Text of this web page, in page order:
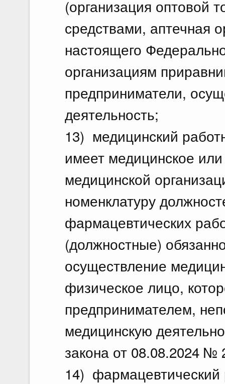
(организация оптовой
средствами, аптечная
настоящего
организациям
предприниматели,
деятельность;
13) медицинский
имеет медицинское
медицинской
номенклатуру
фармацевтических
(должностные)
осуществление
физическое лицо,
предпринимателем,
медицинскую
закона от 08.08.2024 №
14) фармацевтический